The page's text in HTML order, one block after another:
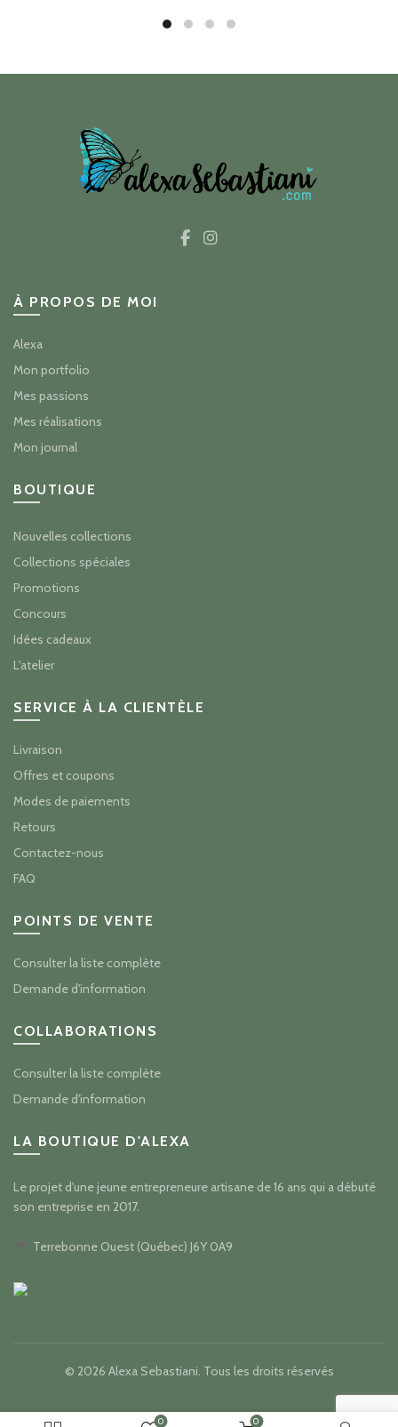
prix :
à
À PROPOS DE MOI
Alexa
Mon portfolio
Mes passions
Mes réalisations
Mon journal
BOUTIQUE
Nouvelles collections
Collections spéciales
Promotions
Concours
Idées cadeaux
L'atelier
SERVICE À LA CLIENTÈLE
Livraison
Offres et coupons
Modes de paiements
Retours
Contactez-nous
FAQ
POINTS DE VENTE
Consulter la liste complète
Demande d'information
COLLABORATIONS
Consulter la liste complète
Demande d'information
LA BOUTIQUE D'ALEXA
Le projet d'une jeune entrepreneure artisane de 16 ans qui a débuté
son entreprise en 2017.
Terrebonne Ouest (Québec) J6Y 0A9
© 2026 Alexa Sebastiani . Tous les droits réservés
0 0